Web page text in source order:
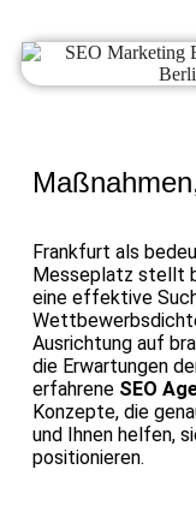
Frankfurt als
Messeplatz stellt
eine effektive
Ausrichtung auf
die Erwartungen
erfahrene SEO
Konzepte, die
und Ihnen helfen,
positionieren.